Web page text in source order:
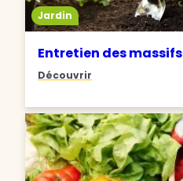
Jardin
Entretien des massifs
Découvrir